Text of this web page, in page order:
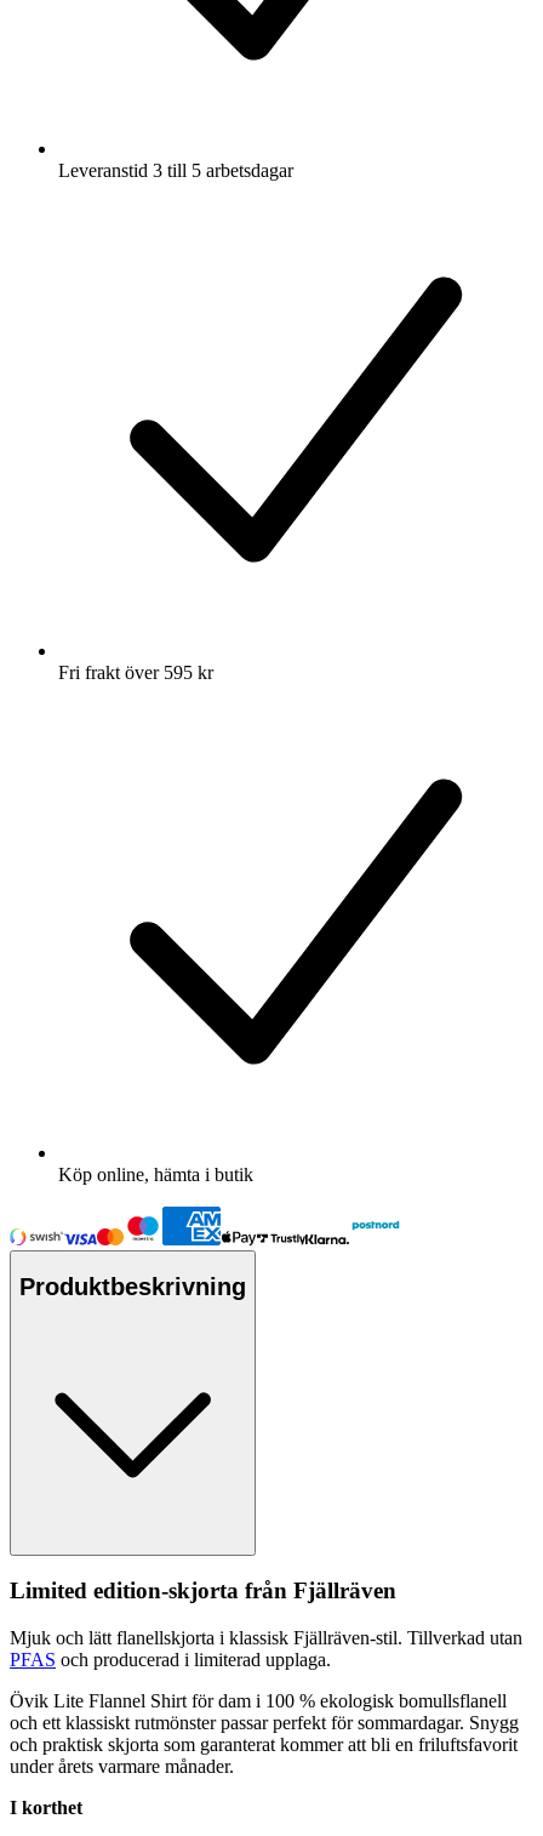
Leveranstid 3 till 5 arbetsdagar
Fri frakt över 595 kr
Köp online, hämta i butik
Produktbeskrivning
Limited edition-skjorta från Fjällräven
Mjuk och lätt flanellskjorta i klassisk Fjällräven-stil. Tillverkad utan
PFAS och producerad i limiterad upplaga.
Övik Lite Flannel Shirt för dam i 100 % ekologisk bomullsflanell
och ett klassiskt rutmönsterpassarperfekt för sommardagar. Snygg
och praktisk skjorta som garanterat kommer att bli en friluftsfavorit
under årets varmare månader.
I korthet